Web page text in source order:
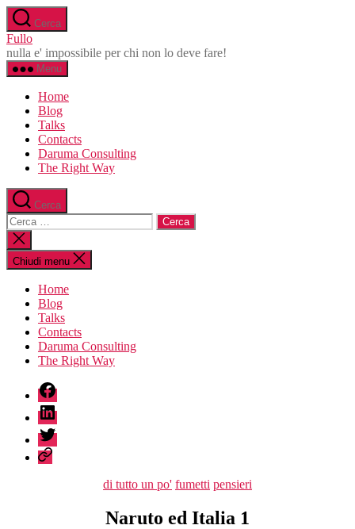
Salta
al
contenuto
Cerca
Fullo
nulla e' impossibile per chi non lo deve fare!
Menu
Home
Blog
Talks
Contacts
Daruma Consulting
The Right Way
Cerca
Cerca:
Chiudi
la
ricerca
Chiudi menu
Home
Blog
Talks
Contacts
Daruma Consulting
The Right Way
fb
linkedin
twitter
sessionize
Categorie
di tutto un po' fumetti pensieri
Naruto ed Italia 1